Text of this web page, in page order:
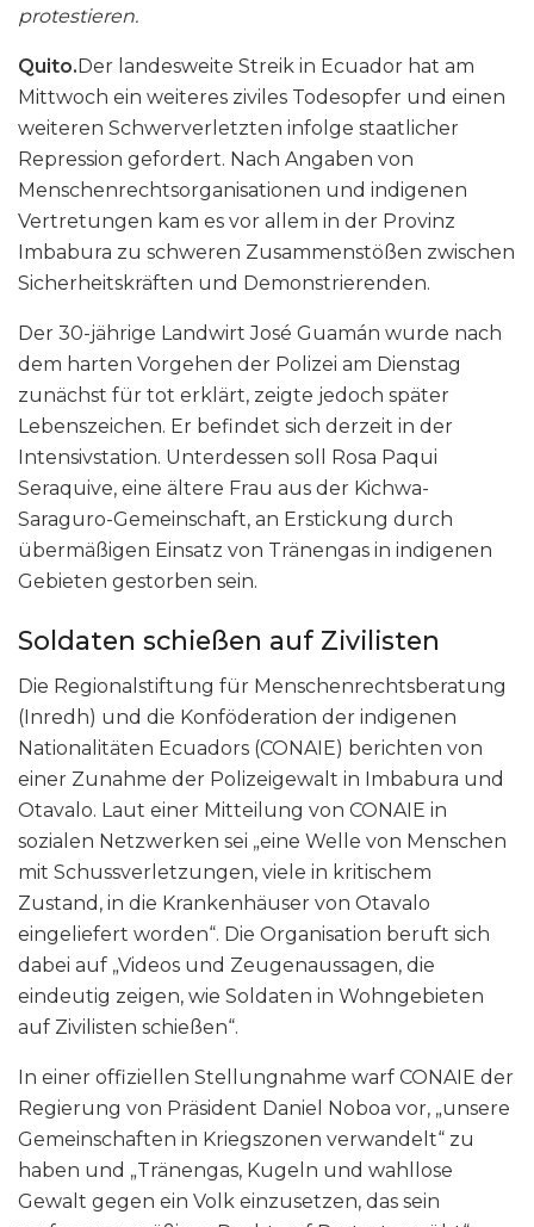
protestieren.
Quito.Der landesweite Streik in Ecuador hat am
Mittwoch ein weiteres ziviles Todesopfer und einen
weiteren Schwerverletzten infolge staatlicher
Repression gefordert. Nach Angaben von
Menschenrechtsorganisationen und indigenen
Vertretungen kam es vor allem in der Provinz
Imbabura zu schweren Zusammenstößen zwischen
Sicherheitskräften und Demonstrierenden.
Der 30-jährige Landwirt José Guamán wurde nach
dem harten Vorgehen der Polizei am Dienstag
zunächst für tot erklärt, zeigte jedoch später
Lebenszeichen. Er befindet sich derzeit in der
Intensivstation. Unterdessen soll Rosa Paqui
Seraquive, eine ältere Frau aus der Kichwa-
Saraguro-Gemeinschaft, an Erstickung durch
übermäßigen Einsatz von Tränengas in indigenen
Gebieten gestorben sein.
Soldaten schießen auf Zivilisten
Die Regionalstiftung für Menschenrechtsberatung
(Inredh) und die Konföderation der indigenen
Nationalitäten Ecuadors (CONAIE) berichten von
einer Zunahme der Polizeigewalt in Imbabura und
Otavalo. Laut einer Mitteilung von CONAIE in
sozialen Netzwerken sei „eine Welle von Menschen
mit Schussverletzungen, viele in kritischem
Zustand, in die Krankenhäuser von Otavalo
eingeliefert worden“. Die Organisation beruft sich
dabei auf „Videos und Zeugenaussagen, die
eindeutig zeigen, wie Soldaten in Wohngebieten
auf Zivilisten schießen“.
In einer offiziellen Stellungnahme warf CONAIE der
Regierung von Präsident Daniel Noboa vor, „unsere
Gemeinschaften in Kriegszonen verwandelt“ zu
haben und „Tränengas, Kugeln und wahllose
Gewalt gegen ein Volk einzusetzen, das sein